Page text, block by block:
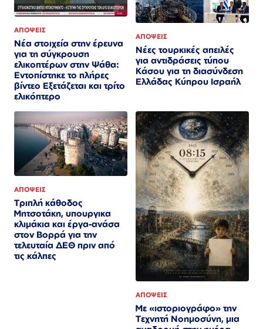
ΑΠΟΨΕΙΣ
Νέα στοιχεία στην έρευνα
για τη σύγκρουση
ελικοπτέρων στην Ψάθα:
Εντοπίστηκε το πλήρες
βίντεο Εξετάζεται και τρίτο
ελικόπτερο​​​​​​​​​​​​​​​​​​​​​​​​​​​​​​​​​​​​​​​​​​​​​​​​​​
ΑΠΟΨΕΙΣ
Νέες τουρκικές απειλές
για αντιδράσεις τύπου
Κάσου για τη διασύνδεση
Ελλάδας Κύπρου Ισραήλ
ΑΠΟΨΕΙΣ
Τριπλή κάθοδος
Μητσοτάκη, υπουργικα
κλιμάκια και έργα-ανάσα
στον Βορρά για την
τελευταία ΔΕΘ πριν από
τις κάλπες
ΑΠΟΨΕΙΣ
Με «ιστοριογράφο» την
Τεχνητή Νοημοσύνη, μια